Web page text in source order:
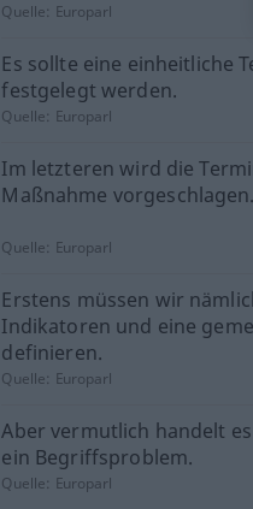
Quelle: Europarl
Es sollte eine einheitliche
festgelegt werden.
Quelle: Europarl
Im letzteren wird die
Maßnahme vorgeschlagen.
Quelle: Europarl
Erstens müssen wir
Indikatoren und eine
definieren.
Quelle: Europarl
Aber vermutlich handelt
ein Begriffsproblem.
Quelle: Europarl